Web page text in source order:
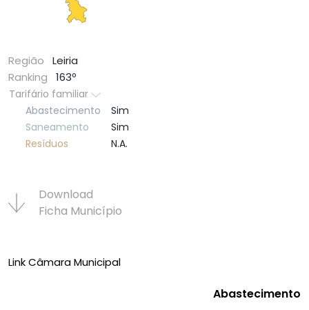
Região
Leiria
Ranking
163º
Tarifário familiar
Abastecimento
Sim
Saneamento
Sim
Resí­duos
N.A.
Download
Ficha Municí­pio
Link Câmara Municipal
Abastecimento